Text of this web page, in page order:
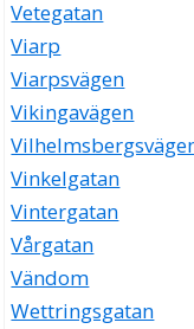
Vetegatan
Viarp
Viarpsvägen
Vikingavägen
Vinkelgatan
Vintergatan
Vårgatan
Vändom
Wettringsgatan